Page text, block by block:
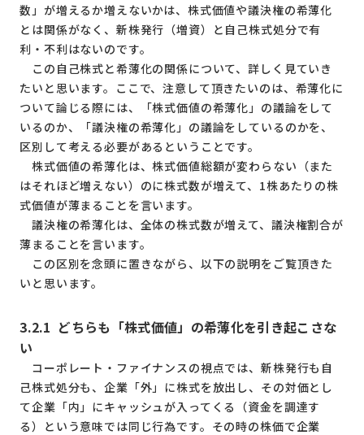
数」が増えるか増えないかは、株式価値や議決権の希薄化
とは関係がなく、新株発行（増資）と自己株式処分で有
利・不利はないのです。
この自己株式と希薄化の関係について、詳しく見ていき
たいと思います。ここで、注意して頂きたいのは、希薄化に
ついて論じる際には、「株式価値の希薄化」の議論をして
いるのか、「議決権の希薄化」の議論をしているのかを、
区別して考える必要があるということです。
株式価値の希薄化は、株式価値総額が変わらない（また
はそれほど増えない）のに株式数が増えて、1株あたりの株
式価値が薄まることを言います。
議決権の希薄化は、全体の株式数が増えて、議決権割合が
薄まることを言います。
この区別を念頭に置きながら、以下の説明をご覧頂きた
いと思います。
3.2.1 どちらも「株式価値」の希薄化を引き起こさな
い
コーポレート・ファイナンスの視点では、新株発行も自
己株式処分も、企業「外」に株式を放出し、その対価とし
て企業「内」にキャッシュが入ってくる（資金を調達す
る）という意味では同じ行為です。その時の株価で企業